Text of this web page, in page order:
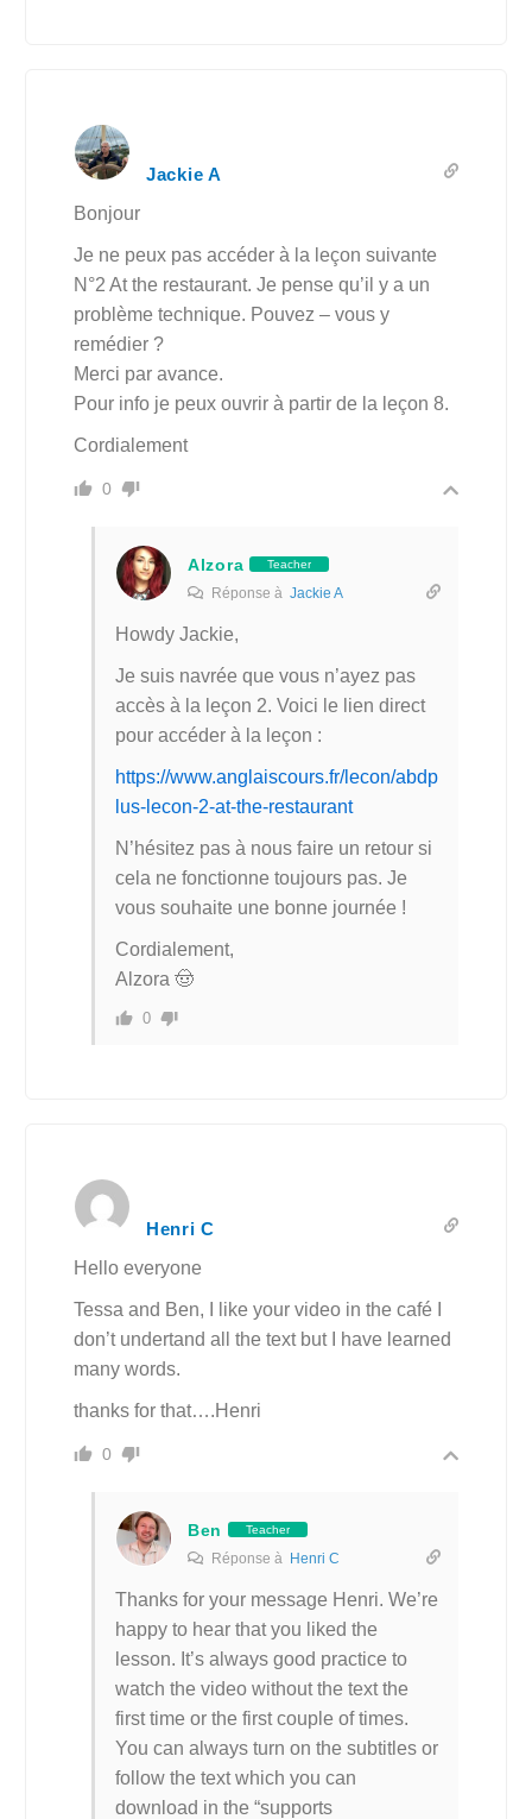
Jackie A
Bonjour
Je ne peux pas accéder à la leçon suivante
N°2 At the restaurant. Je pense qu’il y a un
problème technique. Pouvez – vous y
remédier ?
Merci par avance.
Pour info je peux ouvrir à partir de la leçon 8.
Cordialement
0
Alzora Teacher
Réponse à Jackie A
Howdy Jackie,
Je suis navrée que vous n’ayez pas
accès à la leçon 2. Voici le lien direct
pour accéder à la leçon :
https://www.anglaiscours.fr/lecon/abdp
lus-lecon-2-at-the-restaurant
N’hésitez pas à nous faire un retour si
cela ne fonctionne toujours pas. Je
vous souhaite une bonne journée !
Cordialement,
Alzora 🤠
0
Henri C
Hello everyone
Tessa and Ben, I like your video in the café I
don’t undertand all the text but I have learned
many words.
thanks for that….Henri
0
Ben Teacher
Réponse à Henri C
Thanks for your message Henri. We’re
happy to hear that you liked the
lesson. It’s always good practice to
watch the video without the text the
first time or the first couple of times.
You can always turn on the subtitles or
follow the text which you can
download in the “supports